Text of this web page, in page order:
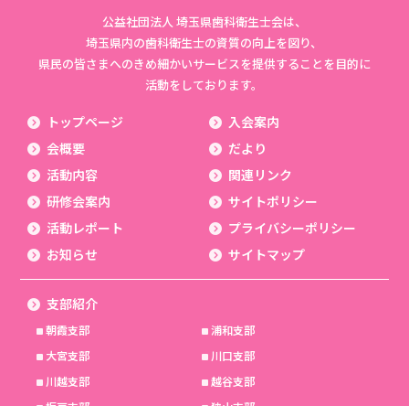
公益社団法人 埼玉県歯科衛生士会は、
埼玉県内の歯科衛生士の資質の向上を図り、
県民の皆さまへのきめ細かいサービスを提供することを目的に
活動をしております。
トップページ
会概要
活動内容
研修会案内
活動レポート
お知らせ
入会案内
だより
関連リンク
サイトポリシー
プライバシーポリシー
サイトマップ
支部紹介
朝霞支部
浦和支部
大宮支部
川口支部
川越支部
越谷支部